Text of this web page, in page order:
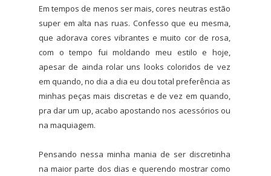
Em tempos de menos ser mais, cores neutras estão
super em alta nas ruas. Confesso que eu mesma,
que adorava cores vibrantes e muito cor de rosa,
com o tempo fui moldando meu estilo e hoje,
apesar de ainda rolar uns looks coloridos de vez
em quando, no dia a dia eu dou total preferência as
minhas peças mais discretas e de vez em quando,
pra dar um up, acabo apostando nos acessórios ou
na maquiagem.
Pensando nessa minha mania de ser discretinha
na maior parte dos dias e querendo mostrar como